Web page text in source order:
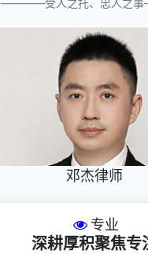
————受人之托、忠人之
邓杰律师
专业
深耕厚积聚焦专